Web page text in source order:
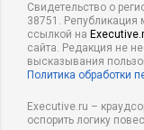
Свидетельство о
38751. Републикация
ссылкой на
сайта. Редакция не
высказывания
Политика обработки
Executive.ru –
оспорить логику